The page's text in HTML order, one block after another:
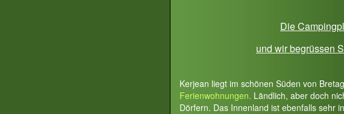
Die
und wir begrüssen
Kerjean liegt im schönen Süden von
Ferienwohnungen. Ländlich, aber doch
Dörfern. Das Innenland ist ebenfalls sehr